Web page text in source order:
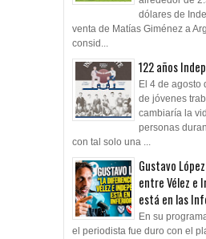
dólares de
venta de Matías Giménez a
consid...
122 años
El 4 de agosto
de jóvenes
cambiaría la
personas
con tal solo una ...
Gustavo
entre Vélez e
está en las
En su
el periodista fue duro con el